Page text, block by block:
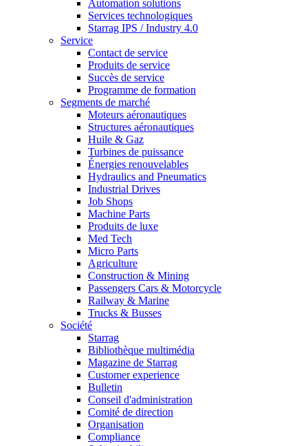
Automation solutions
Services technologiques
Starrag IPS / Industry 4.0
Service
Contact de service
Produits de service
Succès de service
Programme de formation
Segments de marché
Moteurs aéronautiques
Structures aéronautiques
Huile & Gaz
Turbines de puissance
Énergies renouvelables
Hydraulics and Pneumatics
Industrial Drives
Job Shops
Machine Parts
Produits de luxe
Med Tech
Micro Parts
Agriculture
Construction & Mining
Passengers Cars & Motorcycle
Railway & Marine
Trucks & Busses
Société
Starrag
Bibliothèque multimédia
Magazine de Starrag
Customer experience
Bulletin
Conseil d'administration
Comité de direction
Organisation
Compliance